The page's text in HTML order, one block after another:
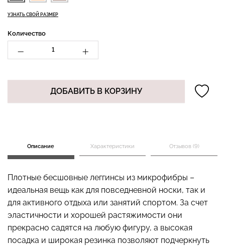
УЗНАТЬ СВОЙ РАЗМЕР
Количество
ДОБАВИТЬ В КОРЗИНУ
Описание Характеристики Отзывов (9)
Плотные бесшовные леггинсы из микрофибры –
идеальная вещь как для повседневной носки, так и
для активного отдыха или занятий спортом. За счет
эластичности и хорошей растяжимости они
прекрасно садятся на любую фигуру, а высокая
посадка и широкая резинка позволяют подчеркнуть
CAMI TOP RIB black
(черный) Giulia
STRING BRIEFS (черный)
Giulia